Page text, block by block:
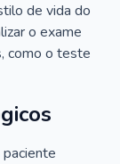
de vida do
o exame
como o teste